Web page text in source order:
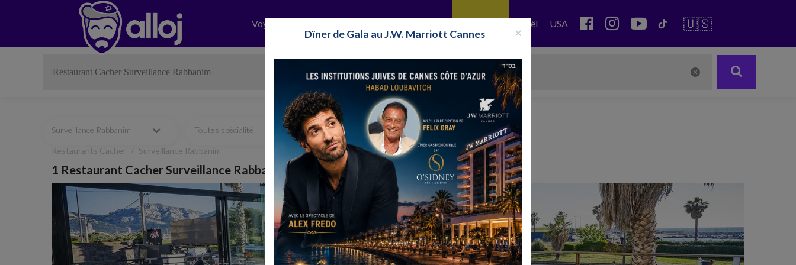
Voyages Israël USA 🇺🇸
Surveillance Rabbanim Toutes spécialité Halavi Bassari
Restaurants Cacher Surveillance Rabbanim
1 Restaurant Cacher Surveillance Rabbanim
Previous
×
Dîner de Gala au J.W. Marriott Cannes